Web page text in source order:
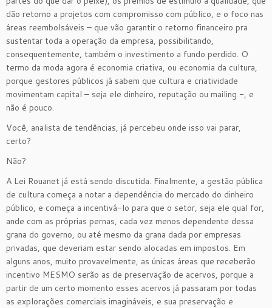
dão retorno a projetos com compromisso com público, e o foco nas
áreas reembolsáveis – que vão garantir o retorno financeiro pra
sustentar toda a operação da empresa, possibilitando,
consequentemente, também o investimento a fundo perdido. O
termo da moda agora é economia criativa, ou economia da cultura,
porque gestores públicos já sabem que cultura e criatividade
movimentam capital – seja ele dinheiro, reputação ou mailing -, e
não é pouco.
Você, analista de tendências, já percebeu onde isso vai parar,
certo?
Não?
A Lei Rouanet já está sendo discutida. Finalmente, a gestão pública
de cultura começa a notar a dependência do mercado do dinheiro
público, e começa a incentivá-lo para que o setor, seja ele qual for,
ande com as próprias pernas, cada vez menos dependente dessa
grana do governo, ou até mesmo da grana dada por empresas
privadas, que deveriam estar sendo alocadas em impostos. Em
alguns anos, muito provavelmente, as únicas áreas que receberão
incentivo MESMO serão as de preservação de acervos, porque a
partir de um certo momento esses acervos já passaram por todas
as explorações comerciais imagináveis, e sua preservação e